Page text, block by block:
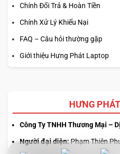
Chính Đổi Trả & Hoàn Tiền
Chính Xử Lý Khiếu Nại
FAQ – Câu hỏi thường gặp
Giới thiệu Hưng Phát Laptop
HƯNG
Công Ty TNHH Thương Mại –
Người đại diện:Phạm Thiên